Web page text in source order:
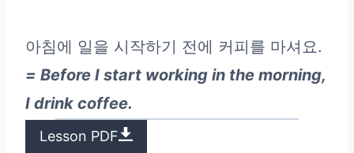
아침에 일을 시작하기 전에 커피를 마셔요.
= Before I start working in the morning,
I drink coffee.
Lesson PDF